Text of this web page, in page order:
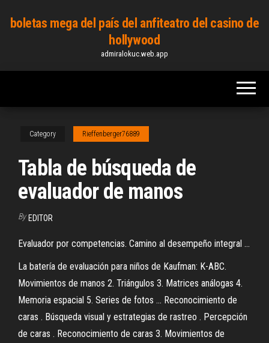
boletas mega del país del anfiteatro del casino de
hollywood
admiralokuc.web.app
Category Rieffenberger76889
Tabla de búsqueda de
evaluador de manos
By EDITOR
Evaluador por competencias. Camino al desempeño integral ...
La batería de evaluación para niños de Kaufman: K-ABC.
Movimientos de manos 2. Triángulos 3. Matrices análogas 4.
Memoria espacial 5. Series de fotos ... Reconocimiento de
caras . Búsqueda visual y estrategias de rastreo . Percepción
de caras . Reconocimiento de caras 3. Movimientos de